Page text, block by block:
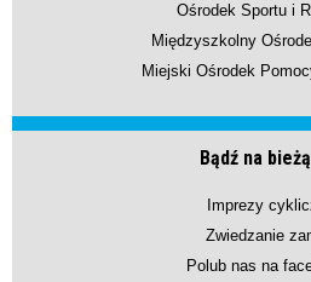
Ośrodek Sportu i
Międzyszkolny
Miejski Ośrodek
Bądź na
Imprezy
Zwiedzanie
Polub nas na